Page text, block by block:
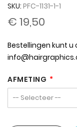
SKU PFC-1131-1-1
€ 19,50
Bestellingen kunt
AFMETING